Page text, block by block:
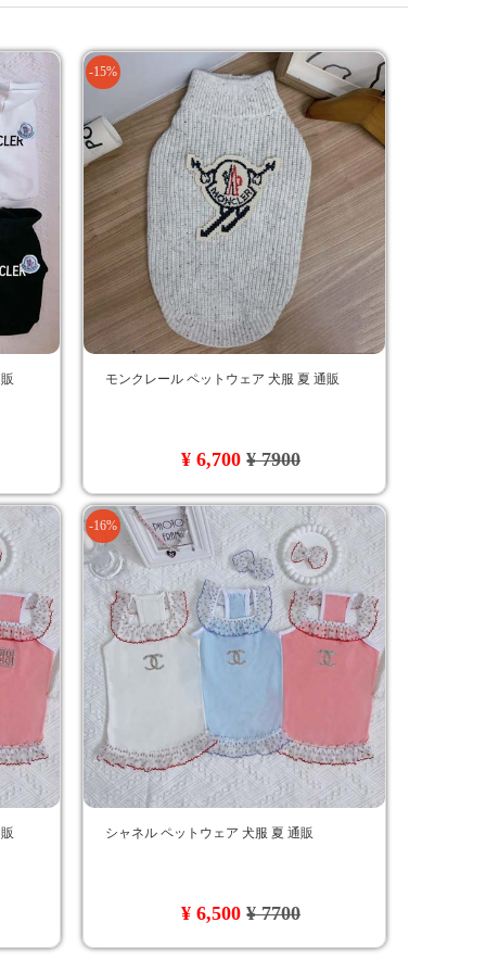
-15%
モンクレール ペットウェア 犬服 夏 通販
¥ 6,700¥ 7900
-16%
シャネル ペットウェア 犬服 夏 通販
¥ 6,500¥ 7700